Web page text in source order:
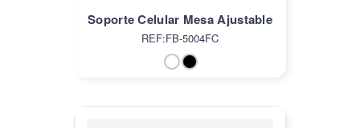
Soporte Celular Mesa Ajustable
REF:FB-5004FC